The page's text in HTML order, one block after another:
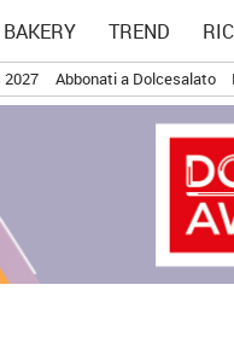
BAKERY TREND
2027 Abbonati a Dolcesalato